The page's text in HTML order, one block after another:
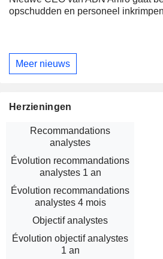
opschudden en personeel
Meer nieuws
Herzieningen
Recommandations
analystes
Évolution recommandations
analystes 1 an
Évolution recommandations
analystes 4 mois
Objectif analystes
Évolution objectif analystes
1 an